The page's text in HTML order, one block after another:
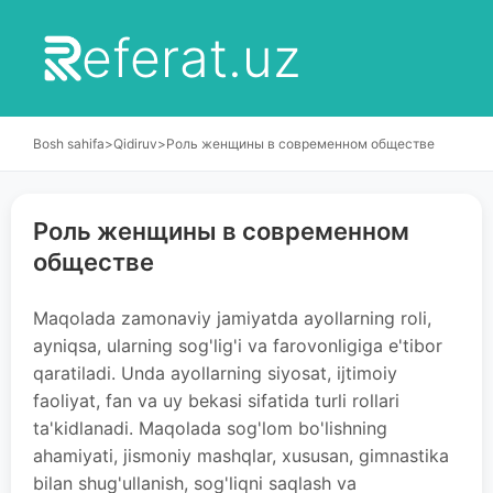
eferat.uz
Bosh sahifa>Qidiruv>Роль женщины в современном обществе
Роль женщины в современном
обществе
Maqolada zamonaviy jamiyatda ayollarning roli,
ayniqsa, ularning sog'lig'i va farovonligiga e'tibor
qaratiladi. Unda ayollarning siyosat, ijtimoiy
faoliyat, fan va uy bekasi sifatida turli rollari
ta'kidlanadi. Maqolada sog'lom bo'lishning
ahamiyati, jismoniy mashqlar, xususan, gimnastika
bilan shug'ullanish, sog'liqni saqlash va